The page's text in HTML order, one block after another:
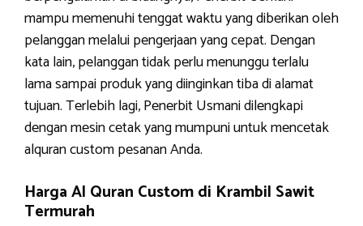
mampu memenuhi tenggat waktu yang diberikan oleh
pelanggan melalui pengerjaan yang cepat. Dengan
kata lain, pelanggan tidak perlu menunggu terlalu
lama sampai produk yang diinginkan tiba di alamat
tujuan. Terlebih lagi, Penerbit Usmani dilengkapi
dengan mesin cetak yang mumpuni untuk mencetak
alquran custom pesanan Anda.
Harga Al Quran Custom di Krambil Sawit
Termurah